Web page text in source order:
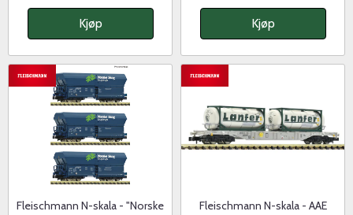
Kjøp Kjøp
Fleischmann N-skala - "Norske
Fleischmann N-skala - AAE